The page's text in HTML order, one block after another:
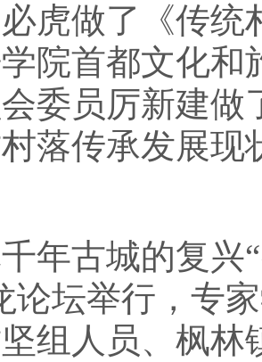
虎做了《传统
院首都文化和
委员厉新建做
落传承发展
古城的复兴“
论坛举行，专
组人员、枫